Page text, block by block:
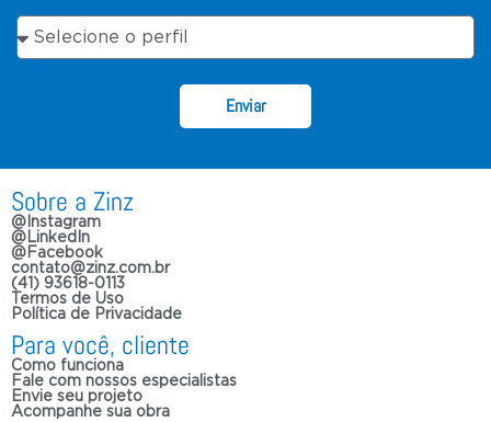
Enviar
Sobre a Zinz
@Instagram
@LinkedIn
@Facebook
contato@zinz.com.br
(41) 93618-0113
Termos de Uso
Política de Privacidade
Para você, cliente
Como funciona
Fale com nossos especialistas
Envie seu projeto
Acompanhe sua obra